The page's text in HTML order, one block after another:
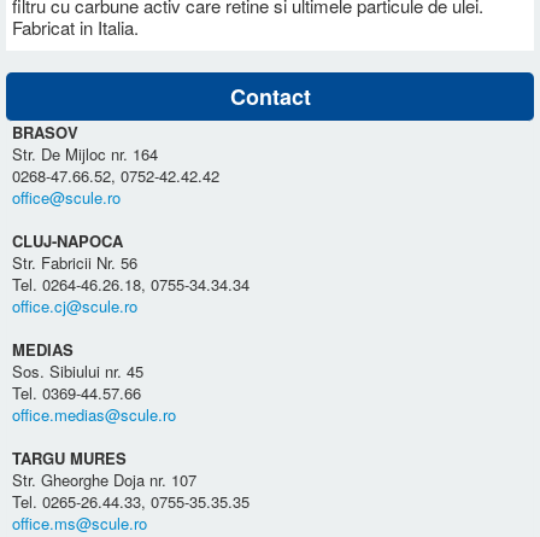
filtru cu carbune activ care retine si ultimele particule de ulei.
Fabricat in Italia.
Contact
BRASOV
Str. De Mijloc nr. 164
0268-47.66.52, 0752-42.42.42
office@scule.ro
CLUJ-NAPOCA
Str. Fabricii Nr. 56
Tel. 0264-46.26.18, 0755-34.34.34
office.cj@scule.ro
MEDIAS
Sos. Sibiului nr. 45
Tel. 0369-44.57.66
office.medias@scule.ro
TARGU MURES
Str. Gheorghe Doja nr. 107
Tel. 0265-26.44.33, 0755-35.35.35
office.ms@scule.ro